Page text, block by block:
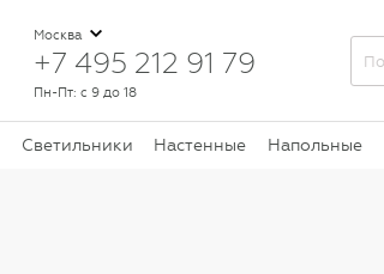
Москва
+7 495 212 91 79
Пн-Пт: с 9 до 18
Светильники Настенные Напольные